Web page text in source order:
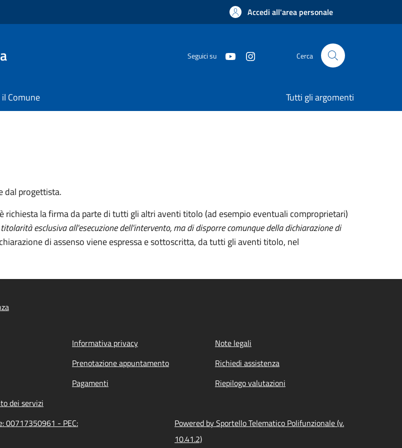
Accedi all'area personale
Seguici su Cerca
Comune Tutti gli argomenti
dal progettista.
la firma da parte di tutti gli altri aventi titolo (ad esempio eventuali comproprietari)
esclusiva all'esecuzione dell'intervento, ma di disporre comunque della dichiarazione di
di assenso viene espressa e sottoscritta, da tutti gli aventi titolo, nel
Informativa privacy
Note legali
Prenotazione appuntamento
Richiedi assistenza
Pagamenti
Riepilogo valutazioni
dei servizi
00717350961 - PEC:
Powered by Sportello Telematico Polifunzionale (v.
10.41.2)